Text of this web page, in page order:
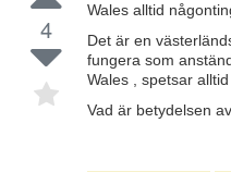
4
Wales alltid
Det är en
fungera som
Wales , spetsar
Vad är betydelsen